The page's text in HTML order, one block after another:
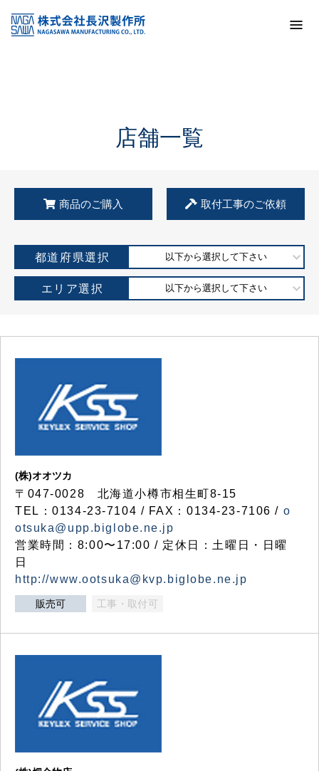
KSS加盟店・取扱店情報
店舗一覧
店舗一覧
商品のご購入 取付工事のご依頼
都道府県選択 以下から選択して下さい
エリア選択 以下から選択して下さい
(株)オオツカ
〒047-0028 北海道小樽市相生町8-15
TEL：0134-23-7104 / FAX：0134-23-7106 / o
otsuka@upp.biglobe.ne.jp
営業時間：8:00〜17:00 / 定休日：土曜日・日曜
日
http://www.ootsuka@kvp.biglobe.ne.jp
販売可 工事・取付可